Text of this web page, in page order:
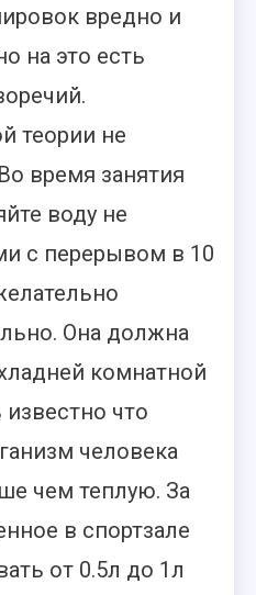
вредно и
на это есть
теории не
время занятия
воду не
с перерывом в 10
Она должна
комнатной
что
человека
чем теплую. За
в спортзале
от 0.5л до 1л